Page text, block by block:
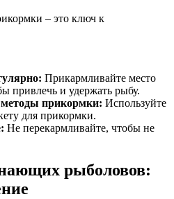
– это ключ к
Прикармливайте место
привлечь и удержать рыбу.
методы прикормки: Используйте
для прикормки.
Не перекармливайте, чтобы не
рыболовов: